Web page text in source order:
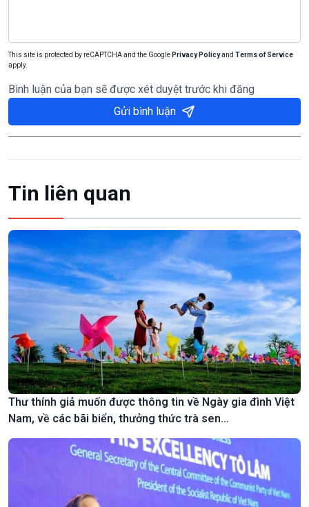
This site is protected by reCAPTCHA and the Google Privacy Policyand Terms of Service
apply.
Bình luận của bạn sẽ được xét duyệt trước khi đăng
Gửi bình luận
Tin liên quan
Thư thính giả muốn được thông tin về Ngày gia đình Việt
Nam, về các bãi biển, thưởng thức trà sen...